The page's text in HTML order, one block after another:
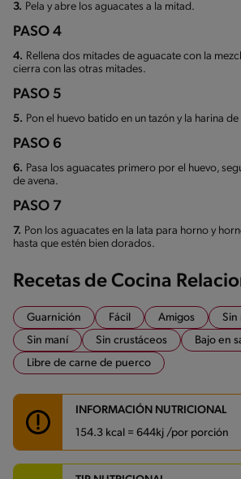
3. Pela y abre los aguacates a la mitad.
PASO 4
4. Rellena dos mitades de aguacate con la
cierra con las otras mitades.
PASO 5
5. Pon el huevo batido en un tazón y la harina
PASO 6
6. Pasa los aguacates primero por el huevo,
de avena.
PASO 7
7. Pon los aguacates en la lata para horno y
hasta que estén bien dorados.
Recetas de Cocina
Guarnición Fácil Amigos
Sin
Sin maní
Sin crustáceos
Bajo en
Libre de carne de puerco
INFORMACIÓN NUTRICIONAL
154.3 kcal = 644kj /por porción